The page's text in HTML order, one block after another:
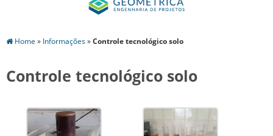
Home » Informações»Controle tecnológico solo
Controle tecnológico solo